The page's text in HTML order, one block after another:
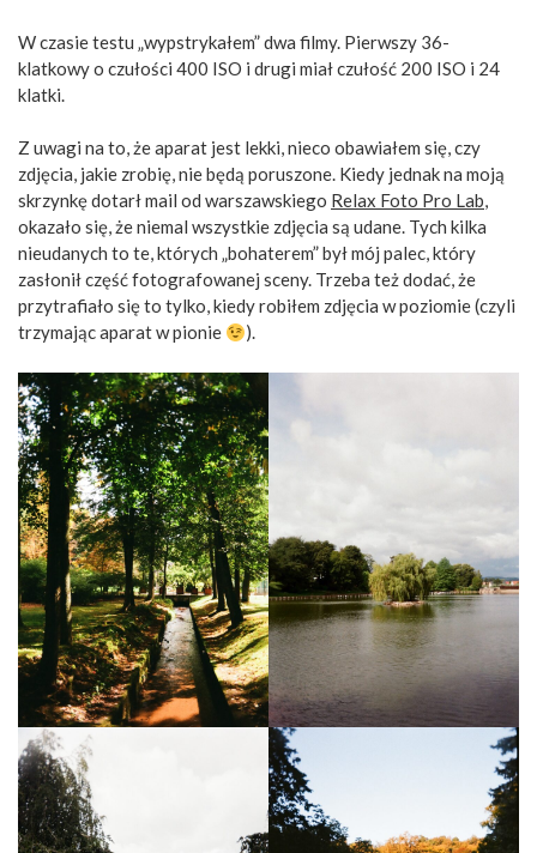
W czasie testu „wypstrykałem” dwa filmy. Pierwszy 36-
klatkowy o czułości 400 ISO i drugi miał czułość 200 ISO i 24
klatki.
Z uwagi na to, że aparat jest lekki, nieco obawiałem się, czy
zdjęcia, jakie zrobię, nie będą poruszone. Kiedy jednak na moją
skrzynkę dotarł mail od warszawskiego Relax Foto Pro Lab,
okazało się, że niemal wszystkie zdjęcia są udane. Tych kilka
nieudanych to te, których „bohaterem” był mój palec, który
zasłonił część fotografowanej sceny. Trzeba też dodać, że
przytrafiało się to tylko, kiedy robiłem zdjęcia w poziomie (czyli
trzymając aparat w pionie
).